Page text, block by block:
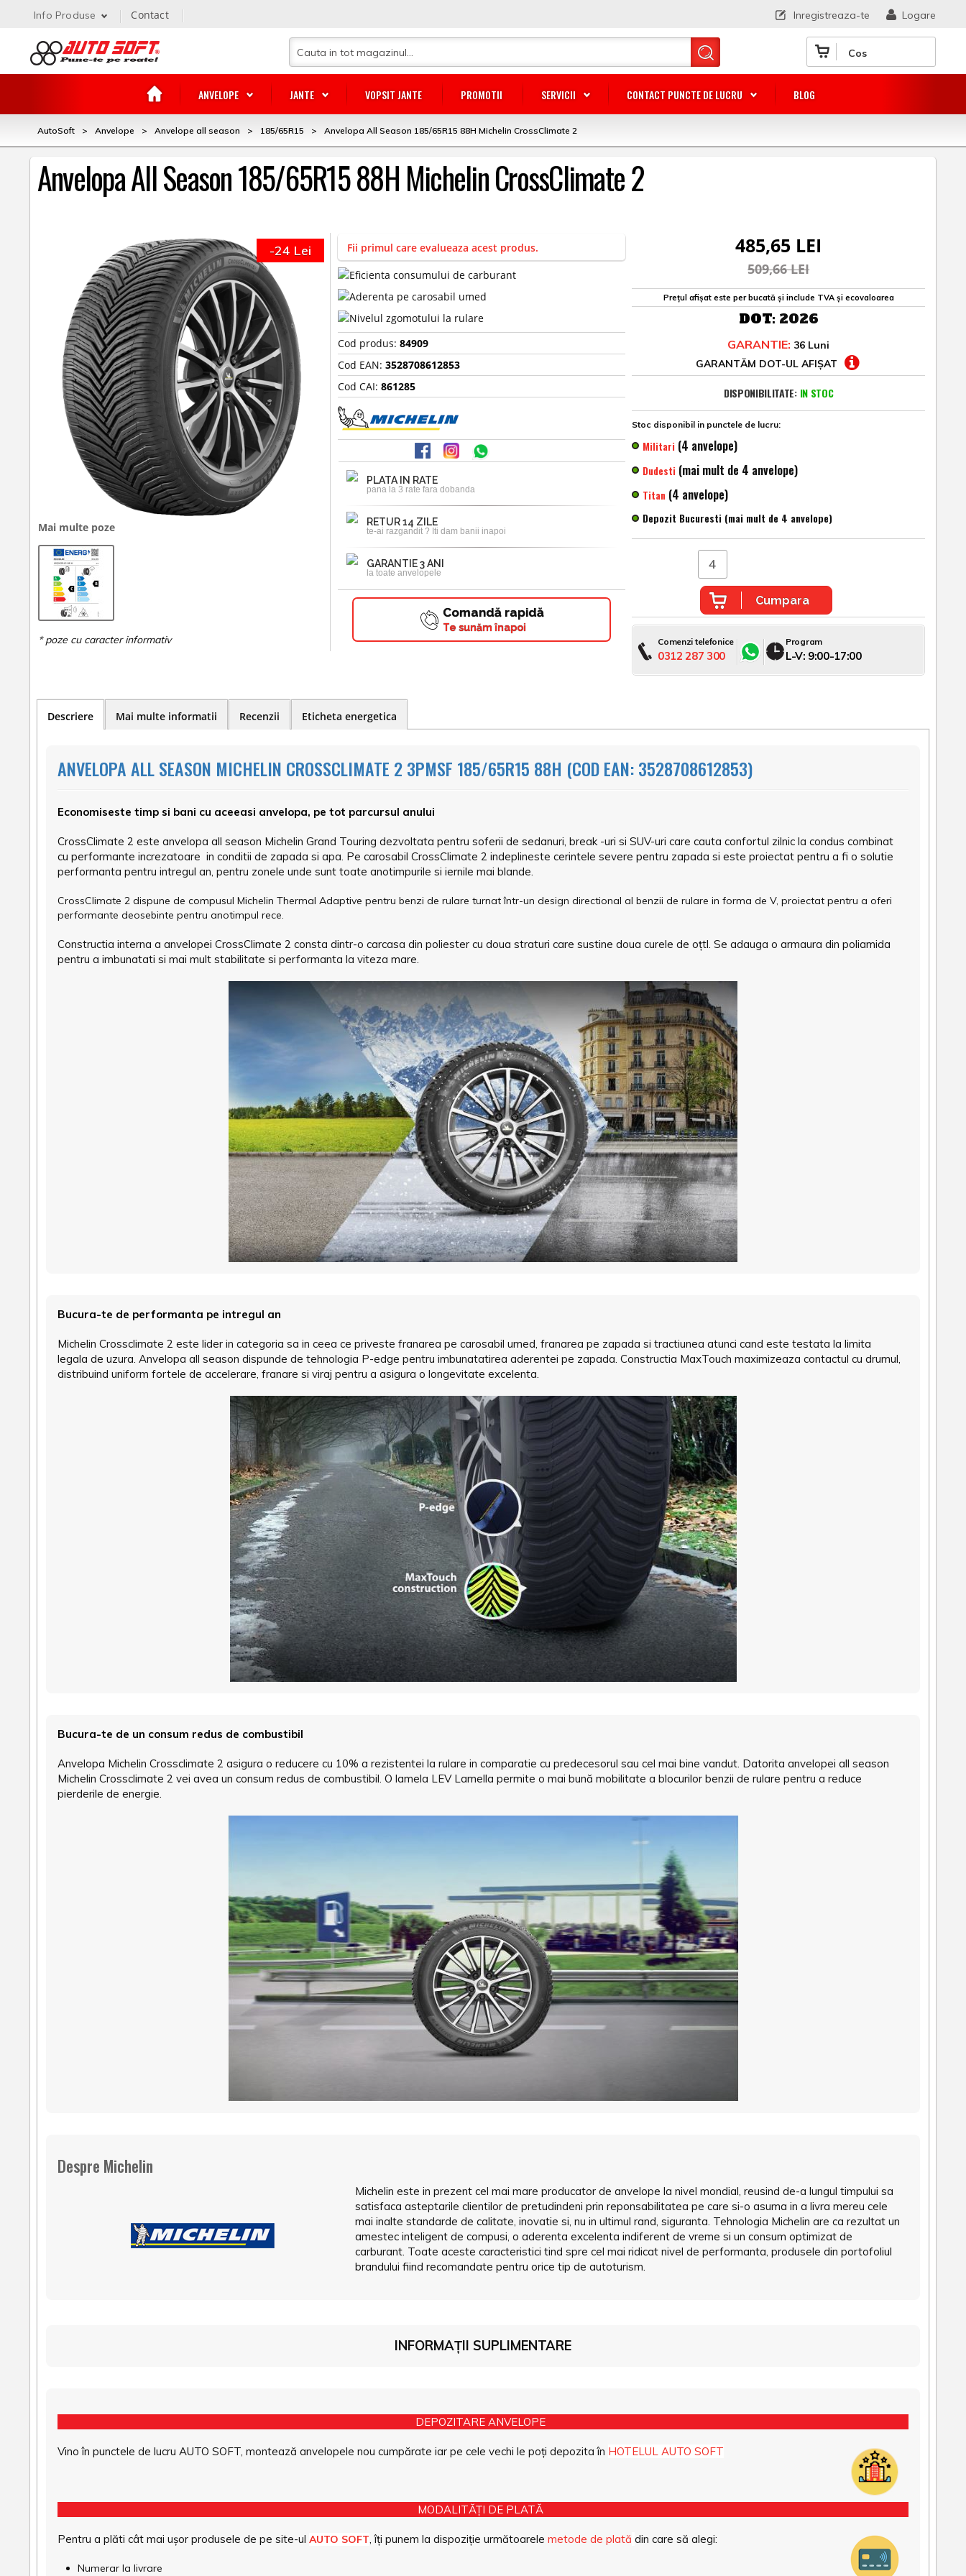
Cos
ANVELOPE JANTE VOPSIT JANTE PROMOTII SERVICII CONTACT PUNCTE DE LUCRU BLOG
Logare
Inregistreaza-te
Info Produse Contact
AutoSoft > Anvelope > Anvelope all season > 185/65R15 > Anvelopa All Season 185/65R15 88H Michelin CrossClimate 2
Anvelopa All Season 185/65R15 88H Michelin CrossClimate 2
Mai multe poze
-24 Lei Fii primul care evalueaza acest produs.
Cod produs:84909
Cod EAN:3528708612853
Cod CAI:861285
PLATA IN RATE
pana la 3 rate fara dobanda
RETUR 14 ZILE
te-ai razgandit ? Iti dam banii inapoi
GARANTIE 3 ANI
la toate anvelopele
Comandă rapidă
Te sunăm înapoi
485,65 LEI
509,66 LEI
Prețul afișat este per bucată și include TVA și ecovaloarea
DOT: 2026
GARANTIE: 36 Luni
GARANTĂM DOT-UL AFIȘAT
DISPONIBILITATE: IN STOC
Stoc disponibil in punctele de lucru:
Militari (4 anvelope)
Dudesti (mai mult de 4 anvelope)
Titan (4 anvelope)
Depozit Bucuresti (mai mult de 4 anvelope)
Cumpara
Comenzi telefonice
0312 287 300
Program
L-V: 9:00-17:00
Descriere Mai multe informatii Recenzii Eticheta energetica
ANVELOPA ALL SEASON MICHELIN CROSSCLIMATE 2 3PMSF 185/65R15 88H (COD EAN: 3528708612853)
Economiseste timp si bani cu aceeasi anvelopa, pe tot parcursul anului
CrossClimate 2 este anvelopa all season Michelin Grand Touring dezvoltata pentru soferii de sedanuri, break -uri si SUV-uri care cauta confortul zilnic la condus combinat
cu performante increzatoare in conditii de zapada si apa. Pe carosabil CrossClimate 2 indeplineste cerintele severe pentru zapada si este proiectat pentru a fi o solutie
performanta pentru intregul an, pentru zonele unde sunt toate anotimpurile si iernile mai blande.
CrossClimate 2 dispune de compusul Michelin Thermal Adaptive pentru benzi de rulare turnat într-un design directional al benzii de rulare in forma de V, proiectat pentru a oferi
performante deosebinte pentru anotimpul rece.
Constructia interna a anvelopei CrossClimate 2 consta dintr-o carcasa din poliester cu doua straturi care sustine doua curele de oțtl. Se adauga o armaura din poliamida
pentru a imbunatati si mai mult stabilitate si performanta la viteza mare.
Bucura-te de performanta pe intregul an
Michelin Crossclimate 2 este lider in categoria sa in ceea ce priveste franarea pe carosabil umed, franarea pe zapada si tractiunea atunci cand este testata la limita
legala de uzura. Anvelopa all season dispunde de tehnologia P-edge pentru imbunatatirea aderentei pe zapada. Constructia MaxTouch maximizeaza contactul cu drumul,
distribuind uniform fortele de accelerare, franare si viraj pentru a asigura o longevitate excelenta.
Bucura-te de un consum redus de combustibil
Anvelopa Michelin Crossclimate 2 asigura o reducere cu 10% a rezistentei la rulare in comparatie cu predecesorul sau cel mai bine vandut. Datorita anvelopei all season
Michelin Crossclimate 2 vei avea un consum redus de combustibil. O lamela LEV Lamella permite o mai bună mobilitate a blocurilor benzii de rulare pentru a reduce
pierderile de energie.
Despre Michelin
Michelin este in prezent cel mai mare producator de anvelope la nivel mondial, reusind de-a lungul timpului sa
satisfaca asteptarile clientilor de pretudindeni prin reponsabilitatea pe care si-o asuma in a livra mereu cele
mai inalte standarde de calitate, inovatie si, nu in ultimul rand, siguranta. Tehnologia Michelin are ca rezultat un
amestec inteligent de compusi, o aderenta excelenta indiferent de vreme si un consum optimizat de
carburant. Toate aceste caracteristici tind spre cel mai ridicat nivel de performanta, produsele din portofoliul
brandului fiind recomandate pentru orice tip de autoturism.
INFORMAȚII SUPLIMENTARE
DEPOZITARE ANVELOPE
Vino în punctele de lucru AUTO SOFT, montează anvelopele nou cumpărate iar pe cele vechi le poți depozita în HOTELUL AUTO SOFT
MODALITĂȚI DE PLATĂ
Pentru a plăti cât mai ușor produsele de pe site-ul AUTO SOFT , îți punem la dispoziție următoarele metode de plată din care să alegi:
Numerar la livrare